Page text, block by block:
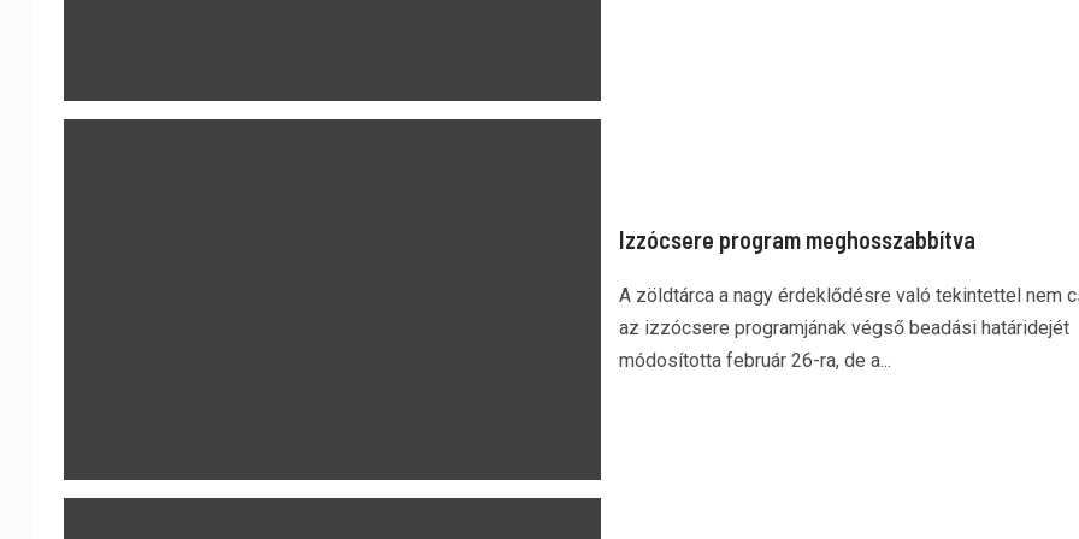
Izzócsere program meghosszabbítva
A zöldtárca a nagy érdeklődésre való tekintettel nem
az izzócsere programjának végső beadási határidejét
módosította február 26-ra, de a...